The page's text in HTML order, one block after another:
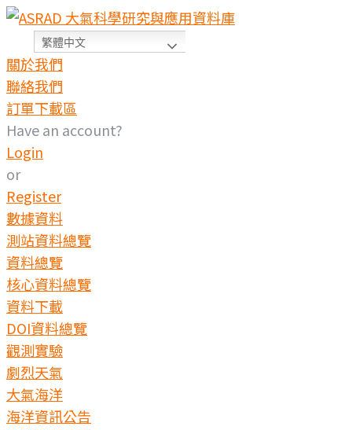
繁體中文
關於我們
聯絡我們
訂單下載區
Have an account?
Login
or
Register
數據資料
測站資料總覽
資料總覽
核心資料總覽
資料下載
DOI資料總覽
觀測實驗
劇烈天氣
大氣海洋
海洋資訊公告